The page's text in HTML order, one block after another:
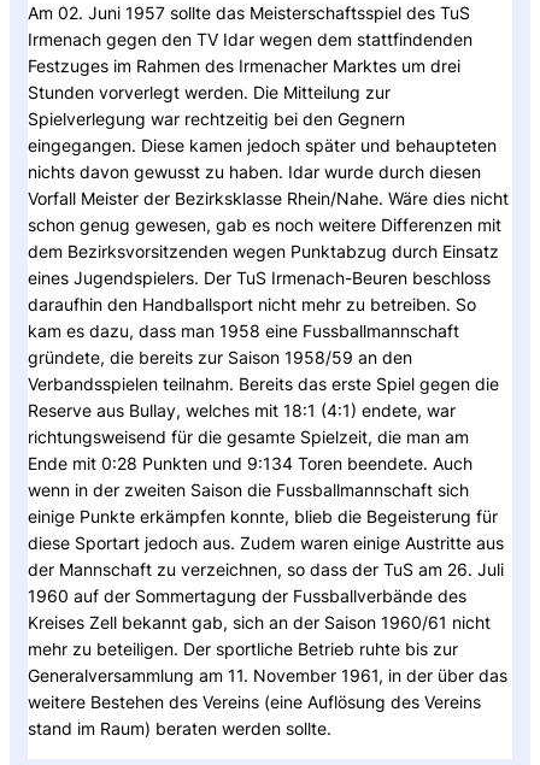
Am 02. Juni 1957 sollte das Meisterschaftsspiel des TuS
Irmenach gegen den TV Idar wegen dem stattfindenden
Festzuges im Rahmen des Irmenacher Marktes um drei
Stunden vorverlegt werden. Die Mitteilung zur
Spielverlegung war rechtzeitig bei den Gegnern
eingegangen. Diese kamen jedoch später und behaupteten
nichts davon gewusst zu haben. Idar wurde durch diesen
Vorfall Meister der Bezirksklasse Rhein/Nahe. Wäre dies nicht
schon genug gewesen, gab es noch weitere Differenzen mit
dem Bezirksvorsitzenden wegen Punktabzug durch Einsatz
eines Jugendspielers. Der TuS Irmenach-Beuren beschloss
daraufhin den Handballsport nicht mehr zu betreiben. So
kam es dazu, dass man 1958 eine Fussballmannschaft
gründete, die bereits zur Saison 1958/59 an den
Verbandsspielen teilnahm. Bereits das erste Spiel gegen die
Reserve aus Bullay, welches mit 18:1 (4:1) endete, war
richtungsweisend für die gesamte Spielzeit, die man am
Ende mit 0:28 Punkten und 9:134 Toren beendete. Auch
wenn in der zweiten Saison die Fussballmannschaft sich
einige Punkte erkämpfen konnte, blieb die Begeisterung für
diese Sportart jedoch aus. Zudem waren einige Austritte aus
der Mannschaft zu verzeichnen, so dass der TuS am 26. Juli
1960 auf der Sommertagung der Fussballverbände des
Kreises Zell bekannt gab, sich an der Saison 1960/61 nicht
mehr zu beteiligen. Der sportliche Betrieb ruhte bis zur
Generalversammlung am 11. November 1961, in der über das
weitere Bestehen des Vereins (eine Auflösung des Vereins
stand im Raum) beraten werden sollte.